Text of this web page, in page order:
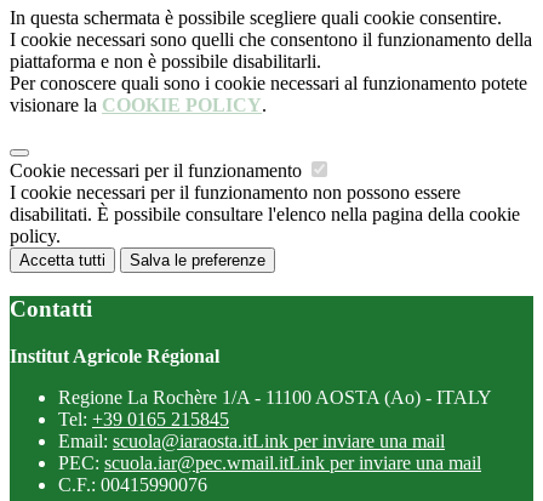
In questa schermata è possibile scegliere quali cookie consentire.
I cookie necessari sono quelli che consentono il funzionamento della
piattaforma e non è possibile disabilitarli.
Per conoscere quali sono i cookie necessari al funzionamento potete
visionare la COOKIE POLICY.
Cookie necessari per il funzionamento
I cookie necessari per il funzionamento non possono essere
disabilitati. È possibile consultare l'elenco nella pagina della cookie
policy.
Accetta tutti Salva le preferenze
Contatti
Institut Agricole Régional
Regione La Rochère 1/A - 11100 AOSTA (Ao) - ITALY
Tel: +39 0165 215845
Email: scuola@iaraosta.itLink per inviare una mail
PEC: scuola.iar@pec.wmail.itLink per inviare una mail
C.F.: 00415990076